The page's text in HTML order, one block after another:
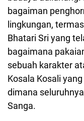
bagaiman
lingkungan,
Bhatari Sri yang
bagaimana
sebuah karakter
Kosala Kosali
dimana
Sanga.